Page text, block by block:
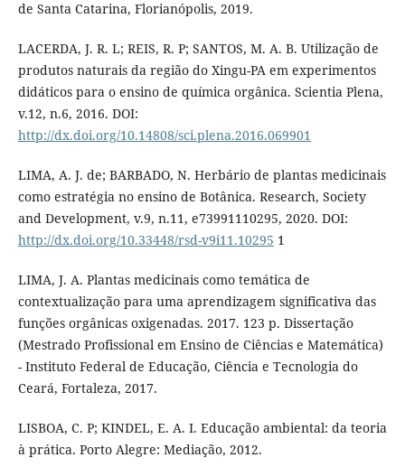
de Santa Catarina, Florianópolis, 2019.
LACERDA, J. R. L; REIS, R. P; SANTOS, M. A. B. Utilização de
produtos naturais da região do Xingu-PA em experimentos
didáticos para o ensino de química orgânica. Scientia Plena,
v.12, n.6, 2016. DOI:
http://dx.doi.org/10.14808/sci.plena.2016.069901
LIMA, A. J. de; BARBADO, N. Herbário de plantas medicinais
como estratégia no ensino de Botânica. Research, Society
and Development, v.9, n.11, e73991110295, 2020. DOI:
http://dx.doi.org/10.33448/rsd-v9i11.10295 1
LIMA, J. A. Plantas medicinais como temática de
contextualização para uma aprendizagem significativa das
funções orgânicas oxigenadas. 2017. 123 p. Dissertação
(Mestrado Profissional em Ensino de Ciências e Matemática)
- Instituto Federal de Educação, Ciência e Tecnologia do
Ceará, Fortaleza, 2017.
LISBOA, C. P; KINDEL, E. A. I. Educação ambiental: da teoria
à prática. Porto Alegre: Mediação, 2012.